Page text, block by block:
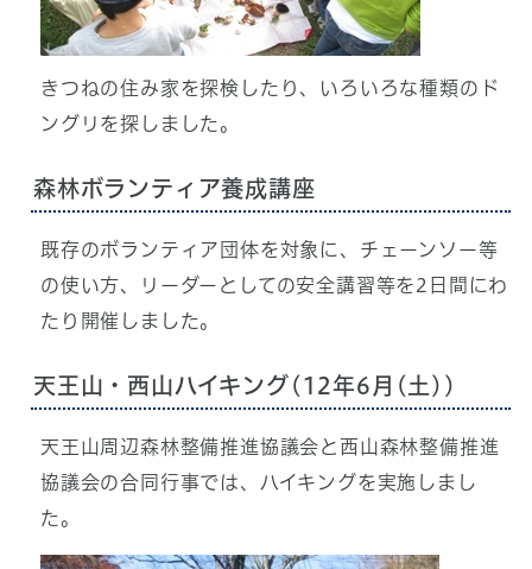
きつねの住み家を探検したり、いろいろな種類のド
ングリを探しました。
森林ボランティア養成講座
既存のボランティア団体を対象に、チェーンソー等
の使い方、リーダーとしての安全講習等を2日間にわ
たり開催しました。
天王山・西山ハイキング(12年6月(土))
天王山周辺森林整備推進協議会と西山森林整備推進
協議会の合同行事では、ハイキングを実施しまし
た。